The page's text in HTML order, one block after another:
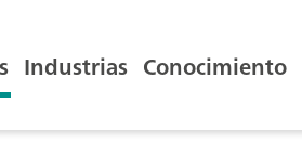
Industrias Conocimiento